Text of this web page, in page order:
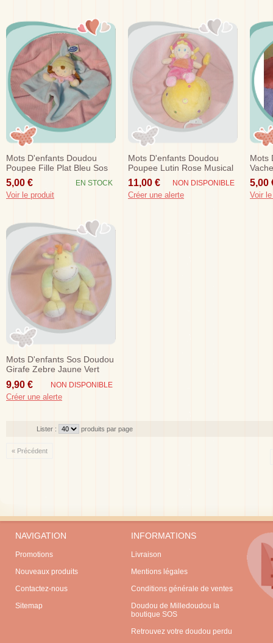
Mots D'enfants Doudou
Poupee Fille Plat Bleu Sos
5,00 € EN STOCK
Voir le produit
Mots D'enfants Doudou
Poupee Lutin Rose Musical
Balle Jaune
11,00 € NON DISPONIBLE
Créer une alerte
Mots
Pull
5,00
Voir
Mots D'enfants Sos Doudou
Girafe Zebre Jaune Vert
9,90 € NON DISPONIBLE
Créer une alerte
Lister : produits par page
« Précédent
NAVIGATION
Promotions
Nouveaux produits
Contactez-nous
Sitemap
INFORMATIONS
Livraison
Mentions légales
Conditions générale de ventes
Doudou de Milledoudou la
boutique SOS
Retrouvez votre doudou perdu